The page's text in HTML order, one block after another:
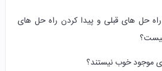
حل های قبلی و پیدا کردن راه حل های
موجود خوب نیستند؟